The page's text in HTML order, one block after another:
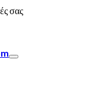
σας